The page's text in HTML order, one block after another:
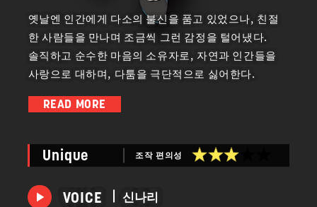
옛날엔 인간에게 다소의 불신을 품고 있었으나, 친절
한 사람들을 만나며 조금씩 그런 감정을 털어냈다.
솔직하고 순수한 마음의 소유자로, 자연과 인간들을
사랑으로 대하며, 다툼을 극단적으로 싫어한다.
으나,
죠니의 제안으로 젤리피시 쾌적단에게 따뜻한 환영을
받게 된다.
READ MORE
Unique 조작 편의성
VOICE 신나리